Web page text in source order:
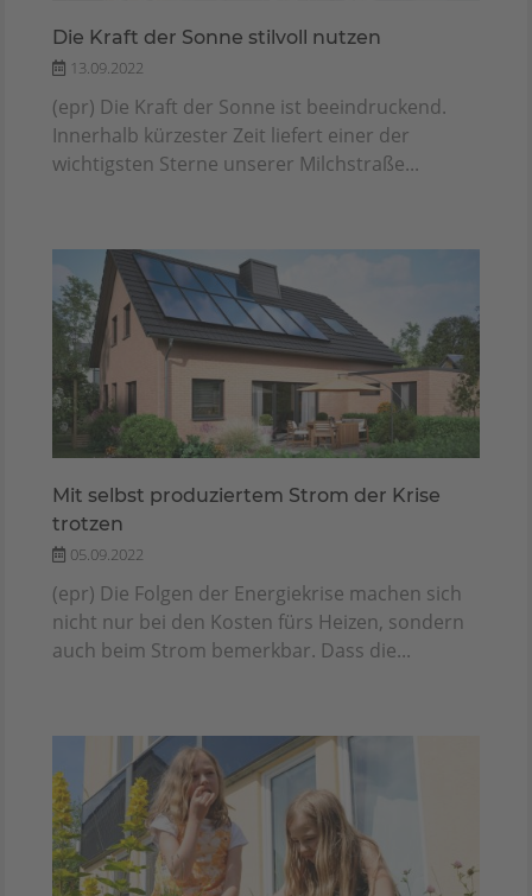
Die Kraft der Sonne stilvoll nutzen
13.09.2022
(epr) Die Kraft der Sonne ist beeindruckend.
Innerhalb kürzester Zeit liefert einer der
wichtigsten Sterne unserer Milchstraße...
Mit selbst produziertem Strom der Krise
trotzen
05.09.2022
(epr) Die Folgen der Energiekrise machen sich
nicht nur bei den Kosten fürs Heizen, sondern
auch beim Strom bemerkbar. Dass die...